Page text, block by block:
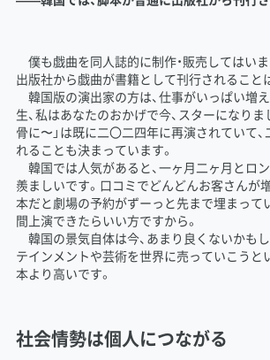
僕も戯曲を同人誌的に制作・販売してはい
出版社から戯曲が書籍として刊行されること
韓国版の演出家の方は、仕事がいっぱい増
生、私はあなたのおかげで今、スターになりまし
骨に〜」は既に二〇二四年に再演されていて
れることも決まっています。
韓国では人気があると、一ヶ月二ヶ月とロ
羨ましいです。口コミでどんどんお客さんが
本だと劇場の予約がずーっと先まで埋まって
間上演できたらいい方ですから。
韓国の景気自体は今、あまり良くないかも
テインメントや芸術を世界に売っていこうと
本より高いです。
社会情勢は個人につながる